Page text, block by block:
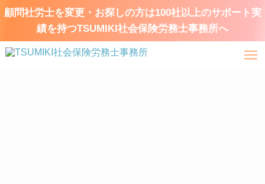
顧問社労士を変更・お探しの方は100社以上のサポート実
績を持つTSUMIKI社会保険労務士事務所へ